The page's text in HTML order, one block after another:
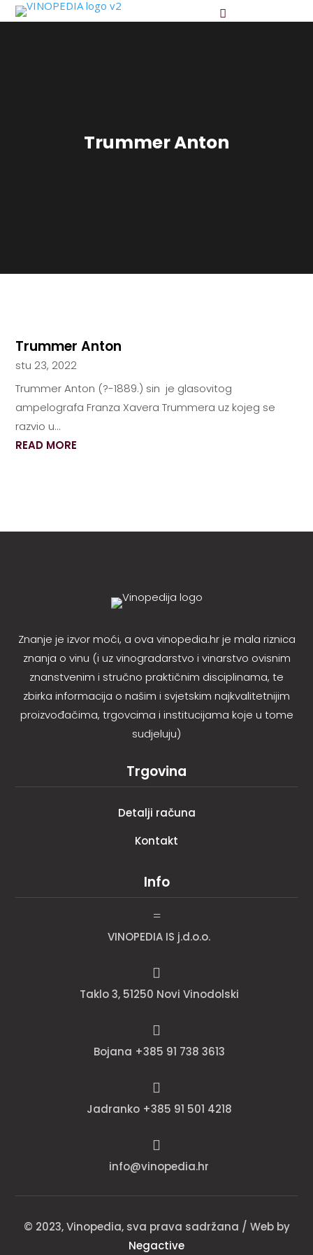
Trummer Anton
Trummer Anton
stu 23, 2022
Trummer Anton (?-1889.) sin je glasovitog
ampelografa Franza Xavera Trummera uz kojeg se
razvio u...
READ MORE
Znanje je izvor moći, a ova vinopedia.hr je mala riznica
znanja o vinu (i uz vinogradarstvo i vinarstvo ovisnim
znanstvenim i stručno praktičnim disciplinama, te
zbirka informacija o našim i svjetskim najkvalitetnijim
proizvođačima, trgovcima i institucijama koje u tome
sudjeluju)
Trgovina
Detalji računa
Kontakt
Info
=
VINOPEDIA IS j.d.o.o.

Taklo 3, 51250 Novi Vinodolski

Bojana +385 91 738 3613

Jadranko +385 91 501 4218

info@vinopedia.hr
© 2023, Vinopedia, sva prava sadržana / Web by
Negactive